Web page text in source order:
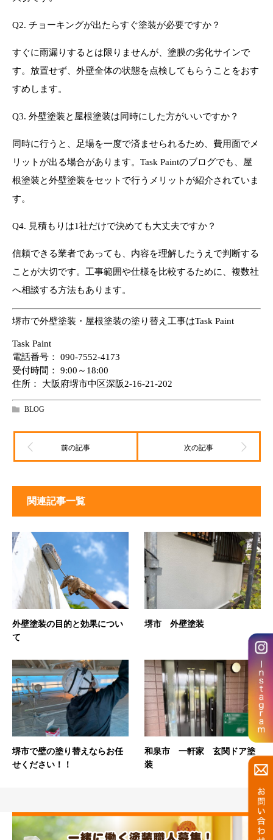
Q2. チョーキングが出たらすぐ塗装が必要ですか？
すぐに雨漏りするとは限りませんが、塗膜の劣化サインで
す。放置せず、外壁全体の状態を点検してもらうことをおす
すめします。
Q3. 外壁塗装と屋根塗装は同時にした方がいいですか？
同時に行うと、足場を一度で済ませられるため、費用面でメ
リットが出る場合があります。Task Paintのブログでも、屋
根塗装と外壁塗装をセットで行うメリットが紹介されていま
す。
Q4. 見積もりは1社だけで決めても大丈夫ですか？
信頼できる業者であっても、内容を理解したうえで判断する
ことが大切です。工事範囲や仕様を比較するために、複数社
へ相談する方法もあります。
堺市で外壁塗装・屋根塗装の塗り替え工事はTask Paint
Task Paint
電話番号： 090-7552-4173
受付時間： 9:00～18:00
住所： 大阪府堺市中区深阪2-16-21-202
BLOG
関連記事一覧
外壁塗装の目的と効果につい
て
堺市 外壁塗装
堺市で壁の塗り替えならお任
せください！！
和泉市 一軒家 玄関ドア塗
装